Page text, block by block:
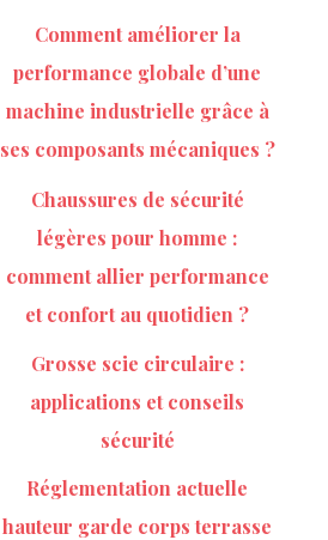
Comment améliorer la
performance globale d’une
machine industrielle grâce à
ses composants mécaniques ?
Chaussures de sécurité
légères pour homme :
comment allier performance
et confort au quotidien ?
Grosse scie circulaire :
applications et conseils
sécurité
Réglementation actuelle
hauteur garde corps terrasse